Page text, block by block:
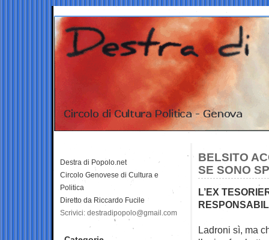
BELSITO
SE SONO
L’EX
Ladroni sì, ma
Destra di Popolo.net
Circolo Genovese di Cultura e
Politica
Diretto da Riccardo Fucile
Scrivici: destradipopolo@gmail.com